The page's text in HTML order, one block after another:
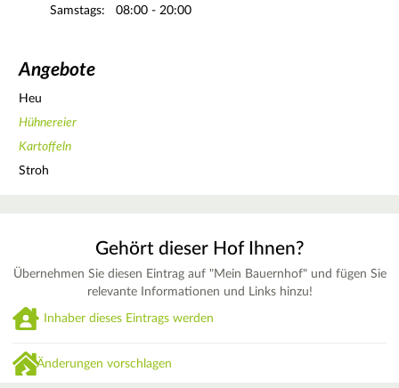
Samstags:
08:00 - 20:00
Angebote
Heu
Hühnereier
Kartoffeln
Stroh
Gehört dieser Hof Ihnen?
Übernehmen Sie diesen Eintrag auf "Mein Bauernhof" und fügen Sie
relevante Informationen und Links hinzu!
Inhaber dieses Eintrags werden
Änderungen vorschlagen